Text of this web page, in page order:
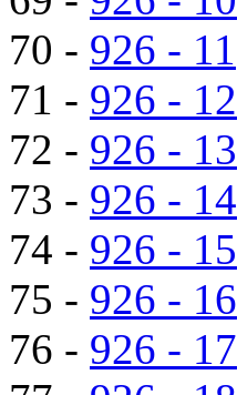
70 - 926 - 11
71 - 926 - 12
72 - 926 - 13
73 - 926 - 14
74 - 926 - 15
75 - 926 - 16
76 - 926 - 17